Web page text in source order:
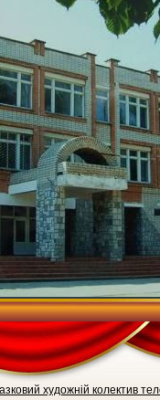
художній колектив